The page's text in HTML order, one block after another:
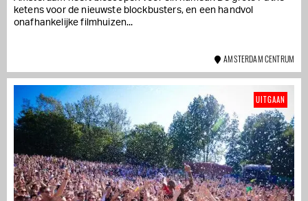
ketens voor de nieuwste blockbusters, en een handvol
onafhankelijke filmhuizen...
AMSTERDAM CENTRUM
UITGAAN